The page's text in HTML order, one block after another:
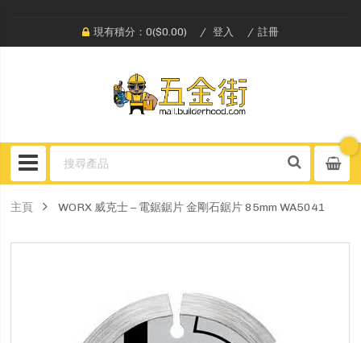
現有積分：0($0.00) 登入 註冊
主頁 WORX 威克士 – 電鋸鋸片 金剛石鋸片 85mm WA5041